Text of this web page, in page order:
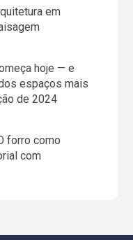
em
hoje — e
espaços mais
de 2024
forro como
com